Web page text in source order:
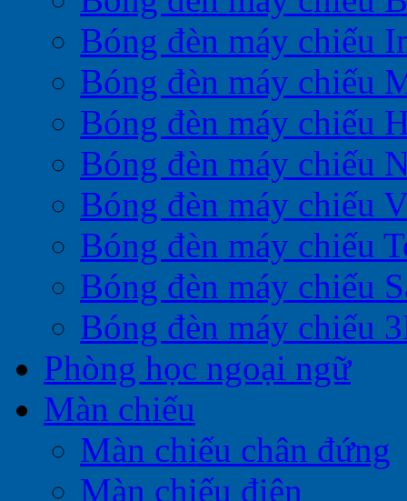
Bóng đèn máy chiếu
Bóng đèn máy chiếu
Bóng đèn máy chiếu
Bóng đèn máy chiếu
Bóng đèn máy chiếu
Bóng đèn máy chiếu
Bóng đèn máy chiếu
Bóng đèn máy chiếu
Phòng học ngoại ngữ
Màn chiếu
Màn chiếu chân đứng
Màn chiếu điện